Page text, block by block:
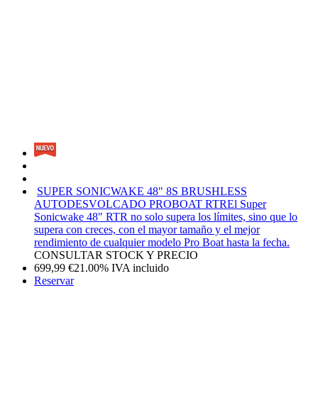
SUPER SONICWAKE 48" 8S BRUSHLESS
AUTODESVOLCADO PROBOAT RTREl Super
Sonicwake 48" RTR no solo supera los límites, sino que lo
supera con creces, con el mayor tamaño y el mejor
rendimiento de cualquier modelo Pro Boat hasta la fecha.
CONSULTAR STOCK Y PRECIO
699,99 €21.00% IVA incluido
Reservar